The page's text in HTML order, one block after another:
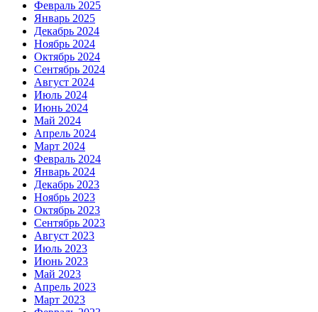
Февраль 2025
Январь 2025
Декабрь 2024
Ноябрь 2024
Октябрь 2024
Сентябрь 2024
Август 2024
Июль 2024
Июнь 2024
Май 2024
Апрель 2024
Март 2024
Февраль 2024
Январь 2024
Декабрь 2023
Ноябрь 2023
Октябрь 2023
Сентябрь 2023
Август 2023
Июль 2023
Июнь 2023
Май 2023
Апрель 2023
Март 2023